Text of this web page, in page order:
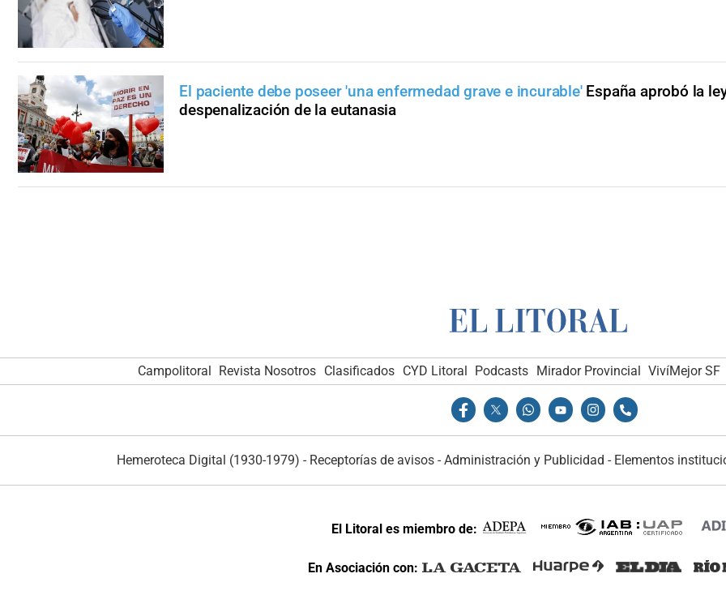
El paciente debe poseer 'una enfermedad grave e incurable' España aprobó la
despenalización de la eutanasia
Campolitoral Revista Nosotros Clasificados CYD Litoral Podcasts Mirador Provincial VivíMejor SF
Hemeroteca Digital (1930-1979) - Receptorías de avisos- Administración y Publicidad - Elementos
El Litoral es miembro de:
En Asociación con: